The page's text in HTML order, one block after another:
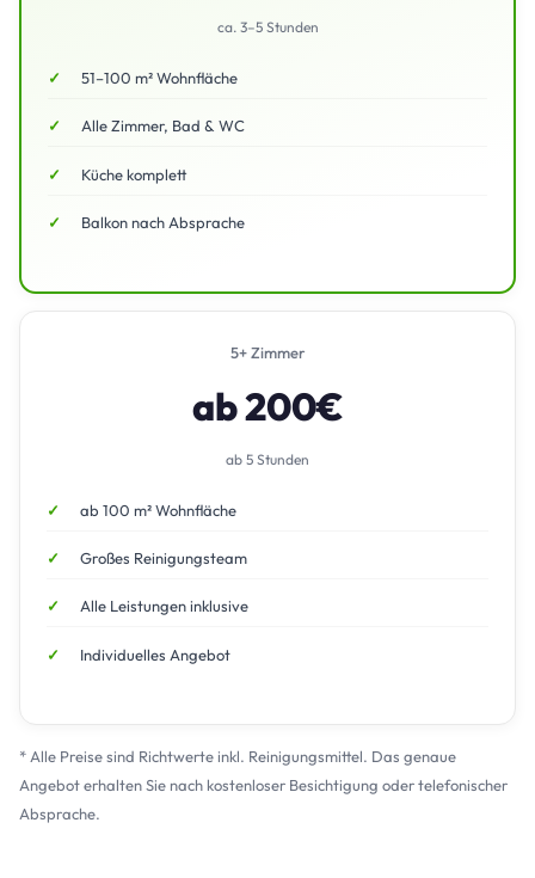
ca. 3–5 Stunden
51–100 m² Wohnfläche
Alle Zimmer, Bad & WC
Küche komplett
Balkon nach Absprache
5+ Zimmer
ab 200€
ab 5 Stunden
ab 100 m² Wohnfläche
Großes Reinigungsteam
Alle Leistungen inklusive
Individuelles Angebot
* Alle Preise sind Richtwerte inkl. Reinigungsmittel. Das genaue
Angebot erhalten Sie nach kostenloser Besichtigung oder telefonischer
Absprache.